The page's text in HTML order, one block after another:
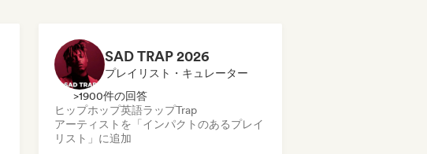
SAD TRAP 2026
プレイリスト・キュレーター
>1900件の回答
ヒップホップ英語ラップTrap
アーティストを「インパクトのあるプレイ
リスト」に追加